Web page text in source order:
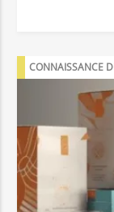
l’efficacité
écologiques,
fonctions du
soucieuse de sa
principales du
répondre aux
CONNAISSANCE